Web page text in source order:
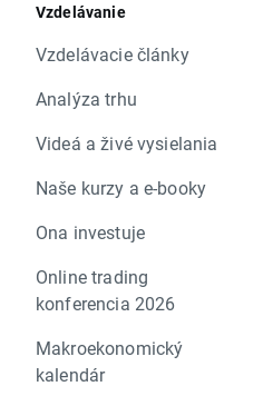
Vzdelávanie
Vzdelávacie články
Analýza trhu
Videá a živé vysielania
Naše kurzy a e-booky
Ona investuje
Online trading
konferencia 2026
Makroekonomický
kalendár